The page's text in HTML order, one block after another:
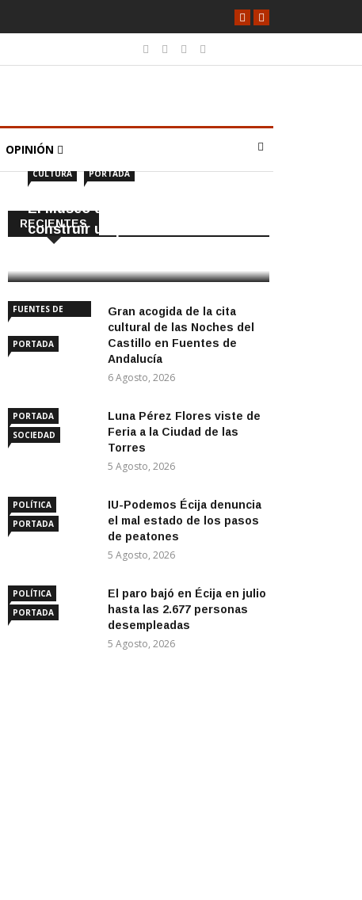
OPINIÓN
RECIENTES
CULTURA PORTADA
El Museo de Écija enseña a
construir un puente romano
FUENTES DE
PORTADA
Gran acogida de la cita
cultural de las Noches del
Castillo en Fuentes de
Andalucía
6 Agosto, 2026
PORTADA
SOCIEDAD
Luna Pérez Flores viste de
Feria a la Ciudad de las
Torres
5 Agosto, 2026
POLÍTICA
PORTADA
IU-Podemos Écija denuncia
el mal estado de los pasos
de peatones
5 Agosto, 2026
POLÍTICA
PORTADA
El paro bajó en Écija en julio
hasta las 2.677 personas
desempleadas
5 Agosto, 2026